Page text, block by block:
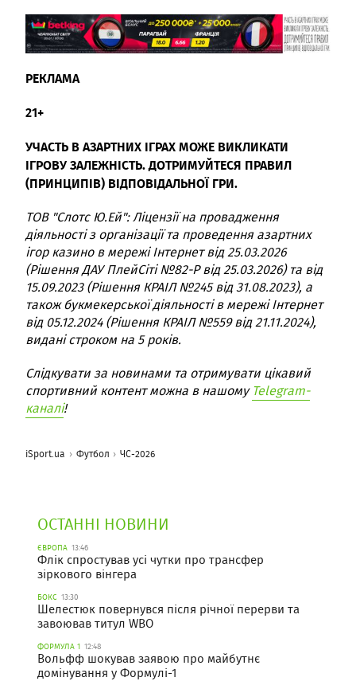
РЕКЛАМА
21+
УЧАСТЬ В АЗАРТНИХ ІГРАХ МОЖЕ ВИКЛИКАТИ
ІГРОВУ ЗАЛЕЖНІСТЬ. ДОТРИМУЙТЕСЯ ПРАВИЛ
(ПРИНЦИПІВ) ВІДПОВІДАЛЬНОЇ ГРИ.
ТОВ "Слотс Ю.Ей": Ліцензії на провадження
діяльності з організації та проведення азартних
ігор казино в мережі Інтернет від 25.03.2026
(Рішення ДАУ ПлейСіті №82-Р від 25.03.2026) та від
15.09.2023 (Рішення КРАІЛ №245 від 31.08.2023), а
також букмекерської діяльності в мережі Інтернет
від 05.12.2024 (Рішення КРАІЛ №559 від 21.11.2024),
видані строком на 5 років.
Слідкувати за новинами та отримувати цікавий
спортивний контент можна в нашомуTelegram-
каналі!
iSport.ua Футбол ЧС-2026
ОСТАННІ НОВИНИ
ЄВРОПА 13:46
Флік спростував усі чутки про трансфер
зіркового вінгера
БОКС 13:30
Шелестюк повернувся після річної перерви та
завоював титул WBO
ФОРМУЛА 1 12:48
Вольфф шокував заявою про майбутнє
домінування у Формулі-1